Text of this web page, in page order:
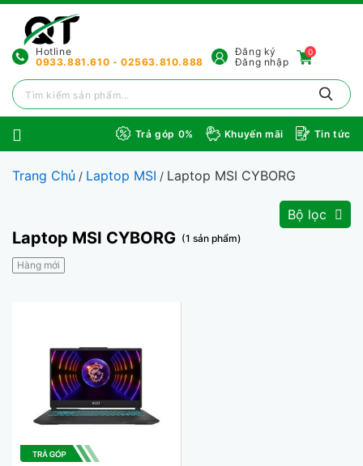
Hotline
0933.881.610 - 02563.810.888
Đăng ký
Đăng nhập
0
Trả góp 0% Khuyến mãi Tin tức
Trang Chủ / Laptop MSI / Laptop MSI CYBORG
Bộ lọc
Laptop MSI CYBORG (1 sản phẩm)
Hàng mới